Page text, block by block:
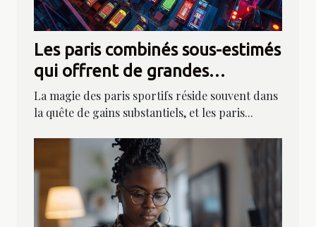
Les paris combinés sous-estimés
qui offrent de grandes
récompenses pour les parieurs
avisés
La magie des paris sportifs réside souvent dans
la quête de gains substantiels, et les paris...